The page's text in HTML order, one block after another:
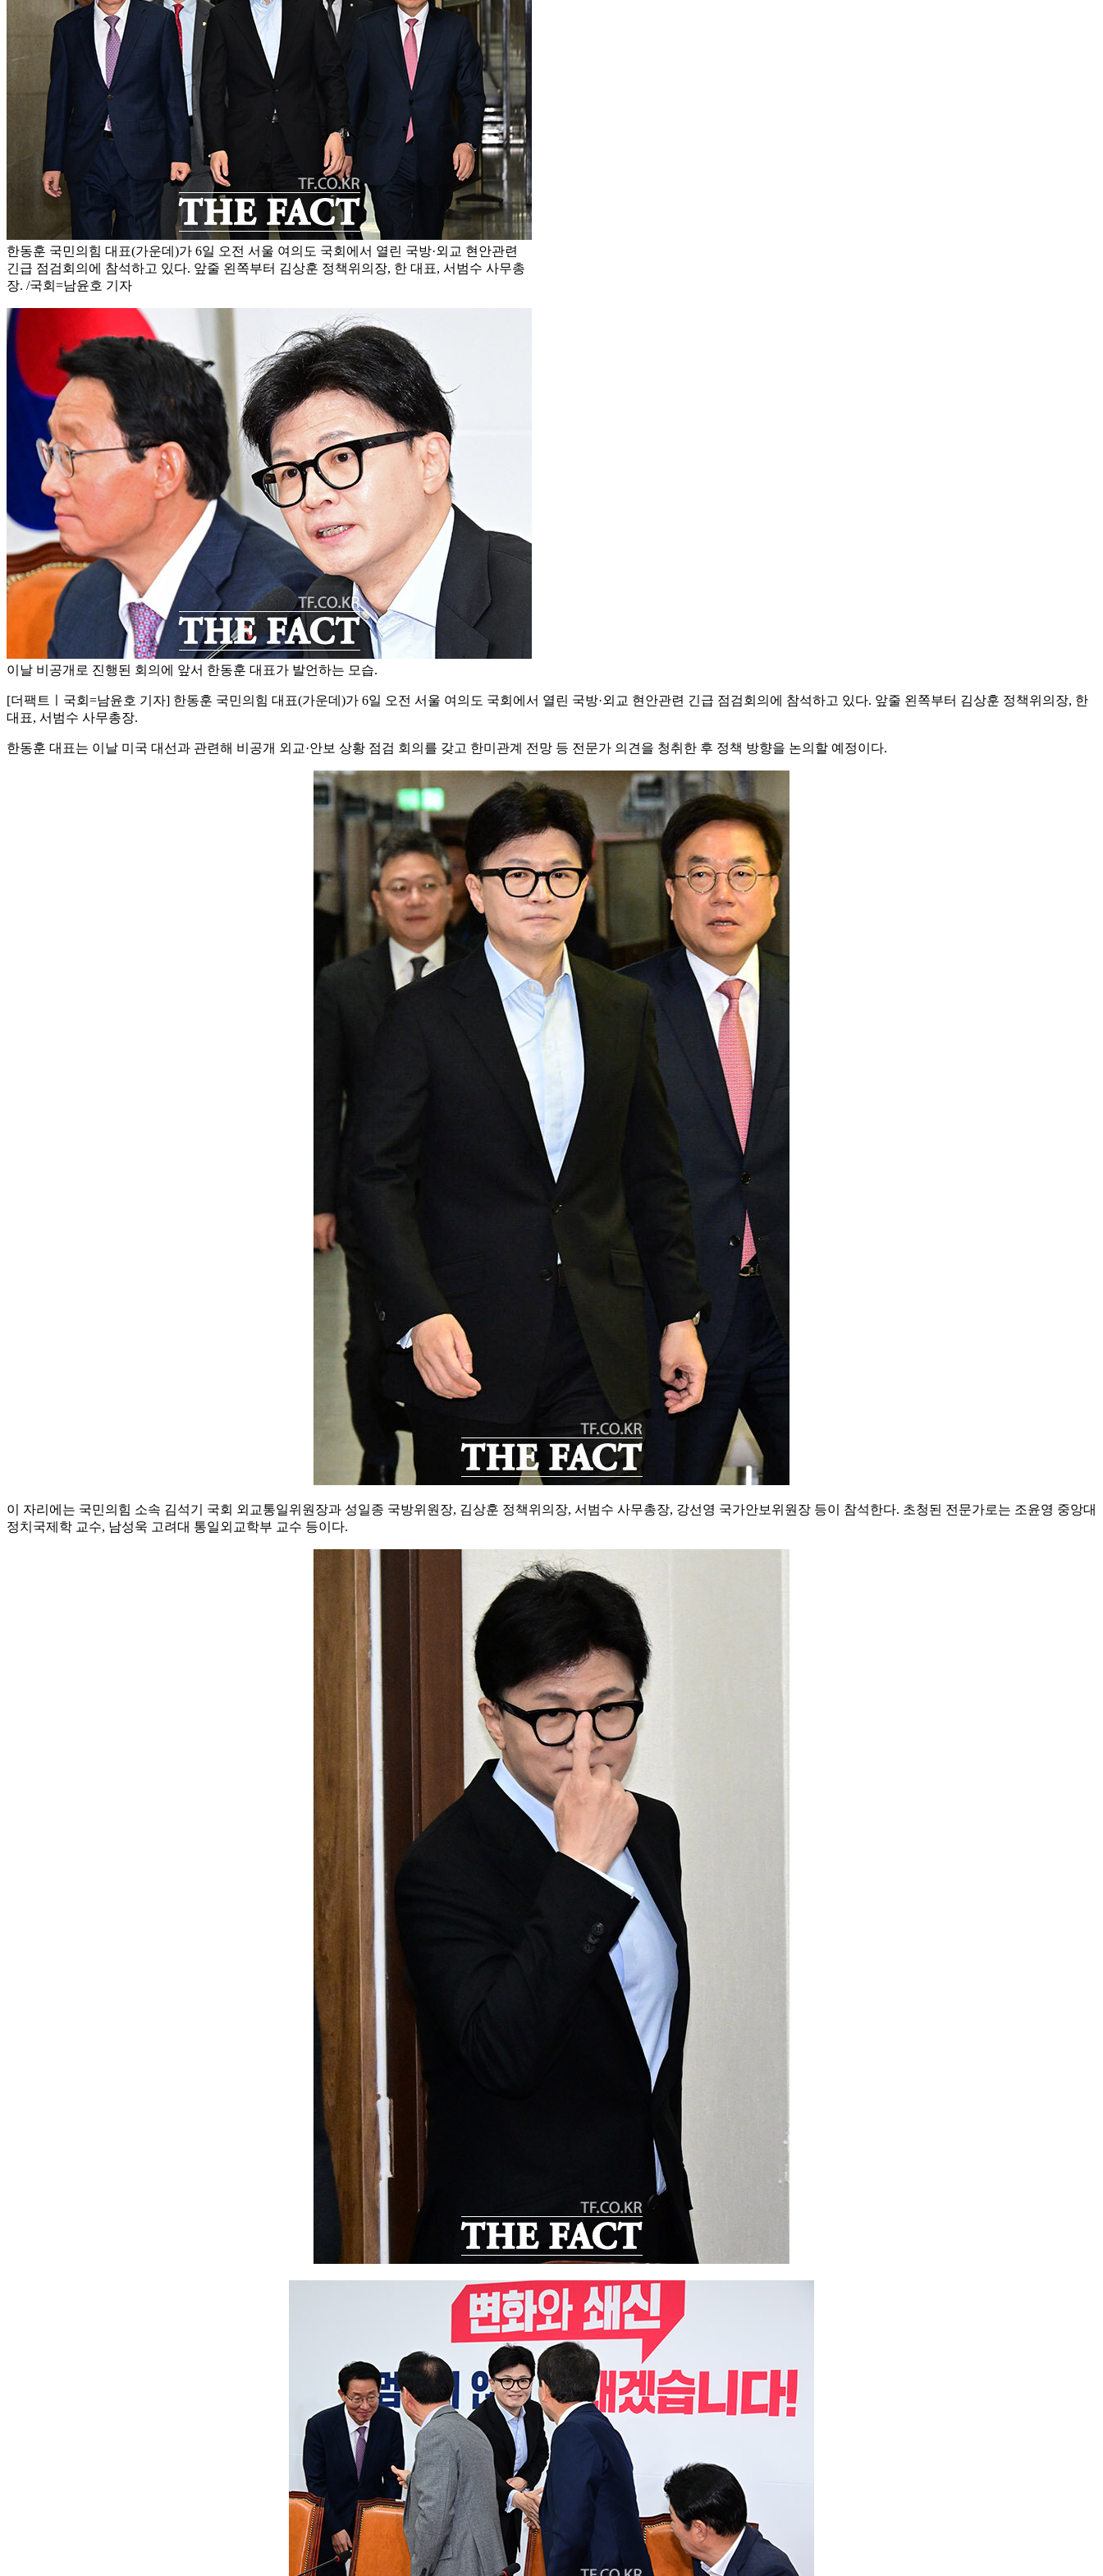
한동훈 국민의힘 대표(가운데)가 6일 오전 서울 여의도 국회에서 열린 국방·외교 현안관련
긴급 점검회의에 참석하고 있다. 앞줄 왼쪽부터 김상훈 정책위의장, 한 대표, 서범수 사무총
장. /국회=남윤호 기자
이날 비공개로 진행된 회의에 앞서 한동훈 대표가 발언하는 모습.
[더팩트ㅣ국회=남윤호 기자] 한동훈 국민의힘 대표(가운데)가 6일 오전 서울 여의도 국회에서 열린 국방·외교 현안관련 긴급 점검회의에 참석하고 있다. 앞줄 왼쪽부터 김상훈 정책위의장, 한
대표, 서범수 사무총장.
한동훈 대표는 이날 미국 대선과 관련해 비공개 외교·안보 상황 점검 회의를 갖고 한미관계 전망 등 전문가 의견을 청취한 후 정책 방향을 논의할 예정이다.
이 자리에는 국민의힘 소속 김석기 국회 외교통일위원장과 성일종 국방위원장, 김상훈 정책위의장, 서범수 사무총장, 강선영 국가안보위원장 등이 참석한다. 초청된 전문가로는 조윤영 중앙대
정치국제학 교수, 남성욱 고려대 통일외교학부 교수 등이다.